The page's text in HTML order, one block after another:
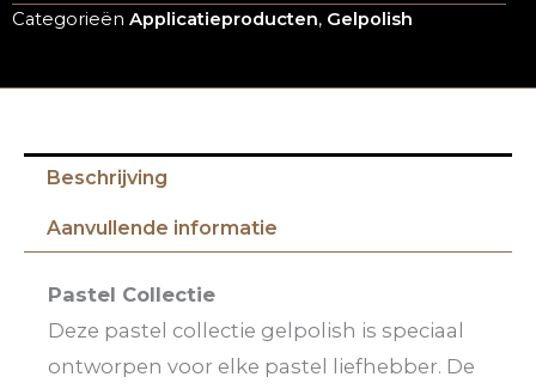
Categorieën Applicatieproducten, Gelpolish
Beschrijving
Aanvullende informatie
Pastel Collectie
Deze pastel collectie gelpolish is speciaal
ontworpen voor elke pastel liefhebber. De